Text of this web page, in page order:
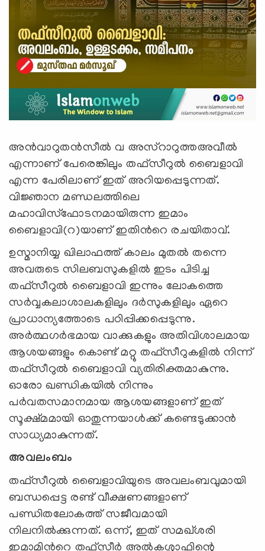
അൻവാറുതൻസീൽ വ അസ്റാറുത്തഅവീൽ
എന്നാണ് പേരെങ്കിലും തഫ്സീറുൽ ബൈളാവി
എന്ന പേരിലാണ് ഇത് അറിയപ്പെടുന്നത്.
വിജ്ഞാന മണ്ഡലത്തിലെ
മഹാവിസ്ഫോടനമായിരുന്ന ഇമാം
ബൈളാവി(റ)യാണ് ഇതിൻറെ രചയിതാവ്.
ഉസ്മാനിയ്യ ഖിലാഫത്ത് കാലം മുതൽ തന്നെ
അവരുടെ സിലബസുകളിൽ ഇടം പിടിച്ച
തഫ്സീറുൽ ബൈളാവി ഇന്നും ലോകത്തെ
സർവ്വകലാശാലകളിലും ദർസുകളിലും ഏറെ
പ്രാധാന്യത്തോടെ പഠിപ്പിക്കപ്പെടുന്നു.
അർത്ഥഗർഭമായ വാക്കുകളും അതിവിശാലമായ
ആശയങ്ങളും കൊണ്ട് മറ്റു തഫ്സീറുകളിൽ നിന്ന്
തഫ്സീറുൽ ബൈളാവി വ്യതിരിക്തമാകുന്നു.
ഓരോ ഖണ്ഡികയിൽ നിന്നും
പർവതസമാനമായ ആശയങ്ങളാണ് ഇത്
സൂക്ഷ്മമായി ഓതുന്നയാൾക്ക് കണ്ടെടുക്കാൻ
സാധ്യമാകുന്നത്.
അവലംബം
തഫ്സീറുൽ ബൈളാവിയുടെ അവലംബവുമായി
ബന്ധപ്പെട്ട രണ്ട് വീക്ഷണങ്ങളാണ്
പണ്ഡിതലോകത്ത് സജീവമായി
നിലനിൽക്കുന്നത്. ഒന്ന്, ഇത് സമഖ്ശരി
ഇമാമിൻറെ തഫ്സീർ അൽകശ്ശാഫിന്റെ